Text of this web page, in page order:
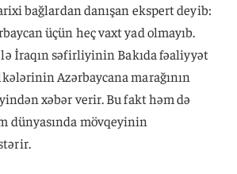
bağlardan danışan ekspert deyib:
üçün heç vaxt yad olmayıb.
İraqın səfirliyinin Bakıda fəaliyyət
Azərbaycana marağının
xəbər verir. Bu fakt həm də
dünyasında mövqeyinin